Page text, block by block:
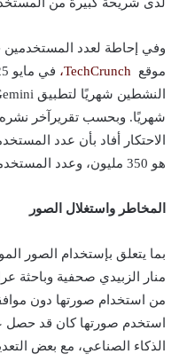
وفي إحاطة لعدد المستخدمين
موقع TechCrunch،
شهريًا. وبحسب تقريرآخر نشره
هو 350 مليون، وعدد المستخدمين النشطين يوميًا حوالي 35 مليون.
المخاطر واستغلال الصور
بما يتعلق بإستخدام الصور
منار الزبيدي صحفية وباحثة
من استخدام صورتها دون
استخدم صورتها كان قد
الذكاء الصناعي، مع بعض